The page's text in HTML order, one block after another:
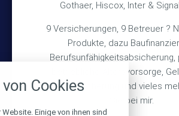
Gothaer, Hiscox, Inter &
9 Versicherungen, 9 Betreuer ?
Produkte, dazu
Berufsunfähigkeitsabsicherung,
betriebliche Altersvorsorge,
Gebäudeversicherung und vieles
Sie bei mir.
Über mich
Bedarfsermittlung
Schadensmeldung
Cookies
Einige von ihnen sind
alle verwendeten Cookies und
zu blockieren.